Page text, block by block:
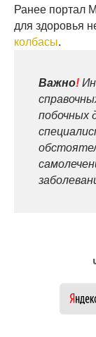
Ранее портал
для здоровья
колбасы.
Важно!
побочных